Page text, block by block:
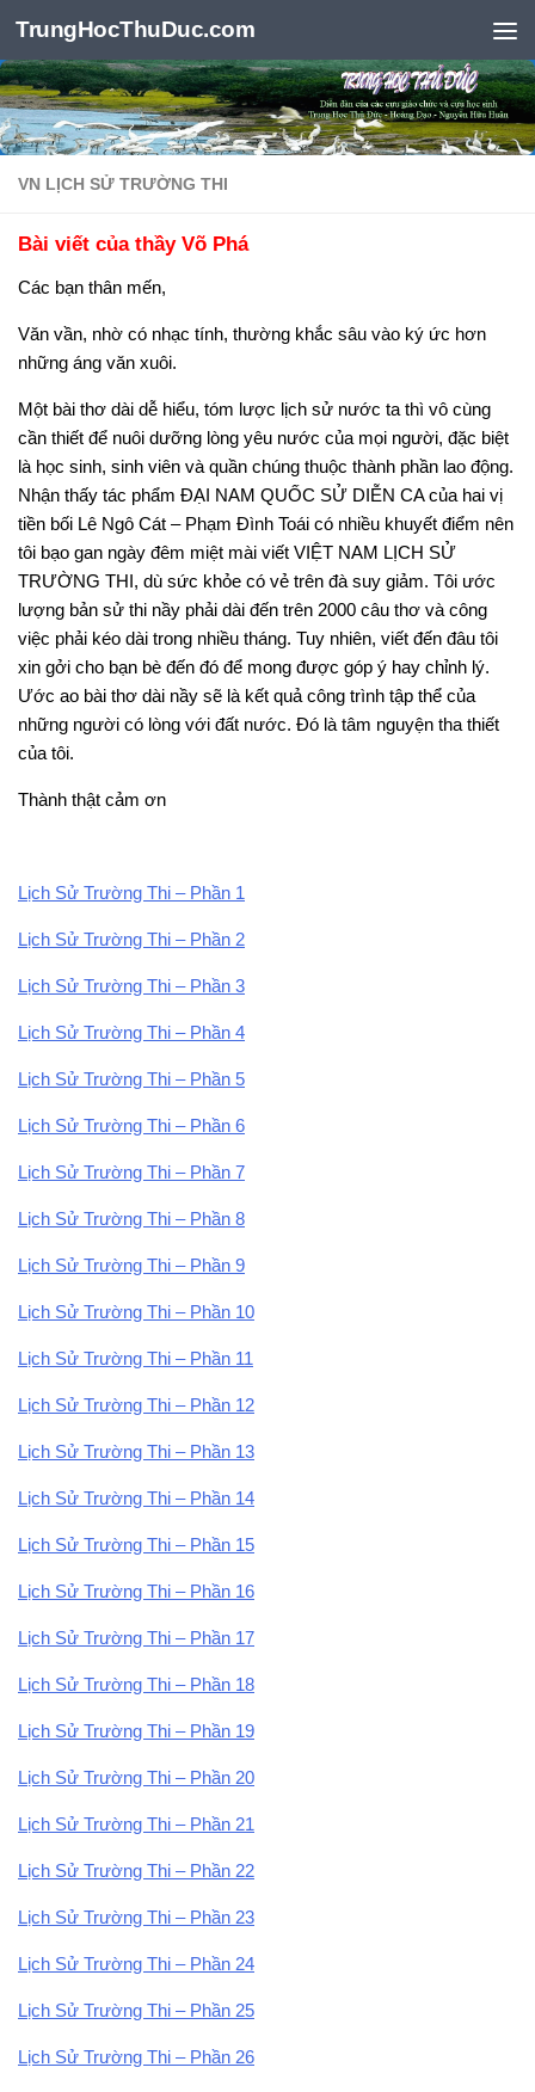
Skip to content
TrungHocThuDuc.com
VN LỊCH SỬ TRƯỜNG THI
Bài viết của thầy Võ Phá
Các bạn thân mến,
Văn vần, nhờ có nhạc tính, thường khắc sâu vào ký ức hơn
những áng văn xuôi.
Một bài thơ dài dễ hiểu, tóm lược lịch sử nước ta thì vô cùng
cần thiết để nuôi dưỡng lòng yêu nước của mọi người, đặc biệt
là học sinh, sinh viên và quần chúng thuộc thành phần lao động.
Nhận thấy tác phẩm ĐẠI NAM QUỐC SỬ DIỄN CA của hai vị
tiền bối Lê Ngô Cát – Phạm Đình Toái có nhiều khuyết điểm nên
tôi bạo gan ngày đêm miệt mài viết VIỆT NAM LỊCH SỬ
TRƯỜNG THI, dù sức khỏe có vẻ trên đà suy giảm. Tôi ước
lượng bản sử thi nầy phải dài đến trên 2000 câu thơ và công
việc phải kéo dài trong nhiều tháng. Tuy nhiên, viết đến đâu tôi
xin gởi cho bạn bè đến đó để mong được góp ý hay chỉnh lý.
Ước ao bài thơ dài nầy sẽ là kết quả công trình tập thể của
những người có lòng với đất nước. Đó là tâm nguyện tha thiết
của tôi.
Thành thật cảm ơn
Lịch Sử Trường Thi – Phần 1
Lịch Sử Trường Thi – Phần 2
Lịch Sử Trường Thi – Phần 3
Lịch Sử Trường Thi – Phần 4
Lịch Sử Trường Thi – Phần 5
Lịch Sử Trường Thi – Phần 6
Lịch Sử Trường Thi – Phần 7
Lịch Sử Trường Thi – Phần 8
Lịch Sử Trường Thi – Phần 9
Lịch Sử Trường Thi – Phần 10
Lịch Sử Trường Thi – Phần 11
Lịch Sử Trường Thi – Phần 12
Lịch Sử Trường Thi – Phần 13
Lịch Sử Trường Thi – Phần 14
Lịch Sử Trường Thi – Phần 15
Lịch Sử Trường Thi – Phần 16
Lịch Sử Trường Thi – Phần 17
Lịch Sử Trường Thi – Phần 18
Lịch Sử Trường Thi – Phần 19
Lịch Sử Trường Thi – Phần 20
Lịch Sử Trường Thi – Phần 21
Lịch Sử Trường Thi – Phần 22
Lịch Sử Trường Thi – Phần 23
Lịch Sử Trường Thi – Phần 24
Lịch Sử Trường Thi – Phần 25
Lịch Sử Trường Thi – Phần 26